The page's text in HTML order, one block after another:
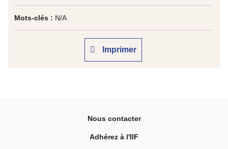
Mots-clés : N/A
Imprimer
Nous contacter
Adhérez à l'IIF